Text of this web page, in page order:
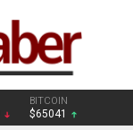
BITCOIN
$65041